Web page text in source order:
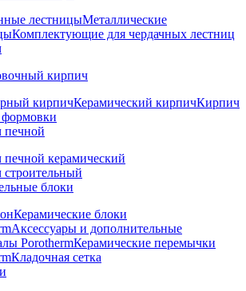
лестницыМеталлические
Комплектующие для чердачных лестниц
кирпич
кирпичКерамический кирпичКирпич
керамический
блоки
Керамические блоки
Аксессуары и дополнительные
PorothermКерамические перемычки
Кладочная сетка